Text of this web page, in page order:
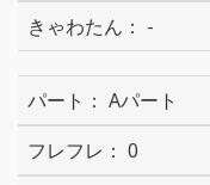
-
Aパート
0